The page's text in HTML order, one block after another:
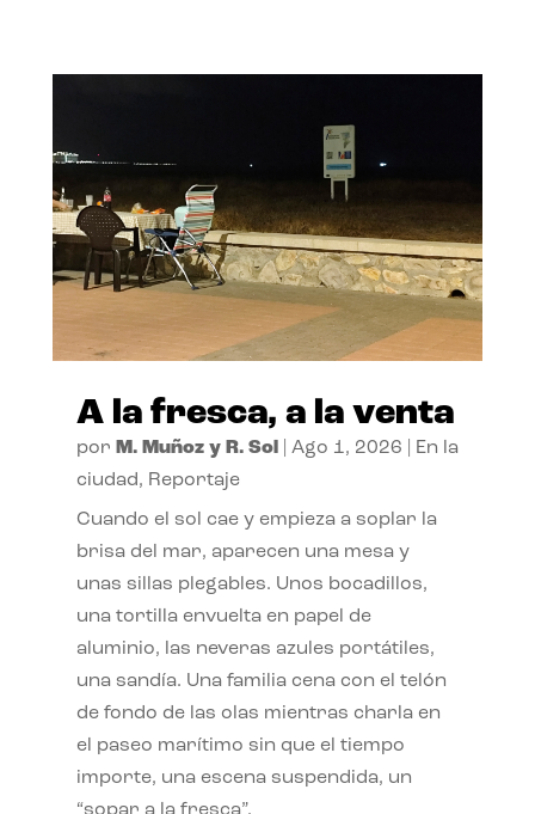
A la fresca, a la venta
por M. Muñoz y R. Sol Ago 1, 2026
En la
ciudad, Reportaje
Cuando el sol cae y empieza a soplar la
brisa del mar, aparecen una mesa y
unas sillas plegables. Unos bocadillos,
una tortilla envuelta en papel de
aluminio, las neveras azules portátiles,
una sandía. Una familia cena con el telón
de fondo de las olas mientras charla en
el paseo marítimo sin que el tiempo
importe, una escena suspendida, un